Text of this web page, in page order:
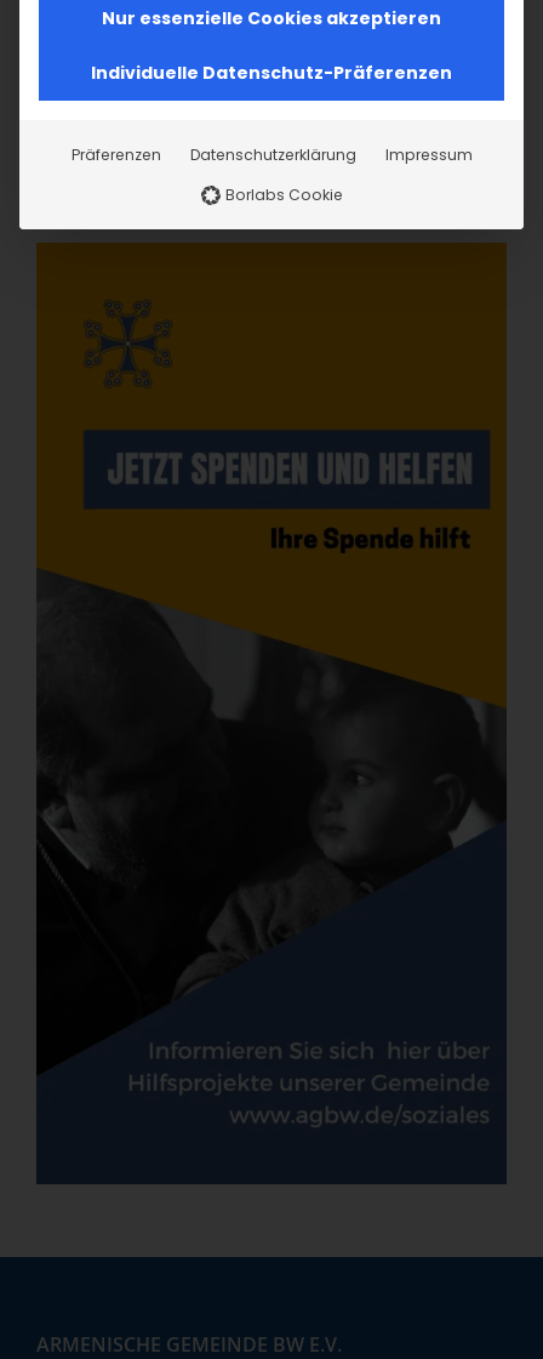
ARMENISCHE GEMEINDE BW E.V.
Nur essenzielle Cookies akzeptieren
Individuelle Datenschutz-Präferenzen
Präferenzen Datenschutzerklärung
Impressum
Borlabs Cookie